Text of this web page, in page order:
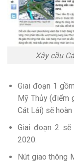
Xây cầu
Giai đoạn 1
Mỹ Thủy (điểm
Cát Lái) sẽ
Giai đoạn 2
2020.
Nút giao thông